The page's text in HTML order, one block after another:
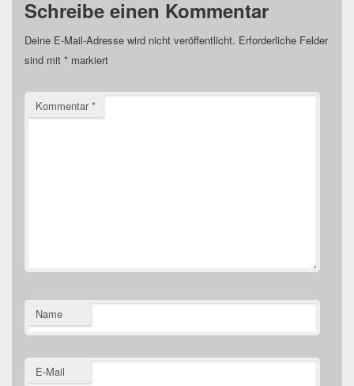
Schreibe einen Kommentar
Deine E-Mail-Adresse wird nicht veröffentlicht. Erforderliche Felder
sind mit * markiert
Kommentar*
Name
E-Mail